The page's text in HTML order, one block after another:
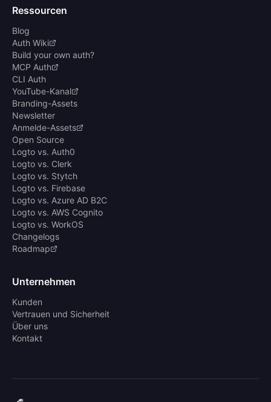
Ressourcen
Blog
Auth Wiki
Build your own auth?
MCP Auth
CLI Auth
YouTube-Kanal
Branding-Assets
Newsletter
Anmelde-Assets
Open Source
Logto vs. Auth0
Logto vs. Clerk
Logto vs. Stytch
Logto vs. Firebase
Logto vs. Azure AD B2C
Logto vs. AWS Cognito
Logto vs. WorkOS
Changelogs
Roadmap
Unternehmen
Kunden
Vertrauen und Sicherheit
Über uns
Kontakt